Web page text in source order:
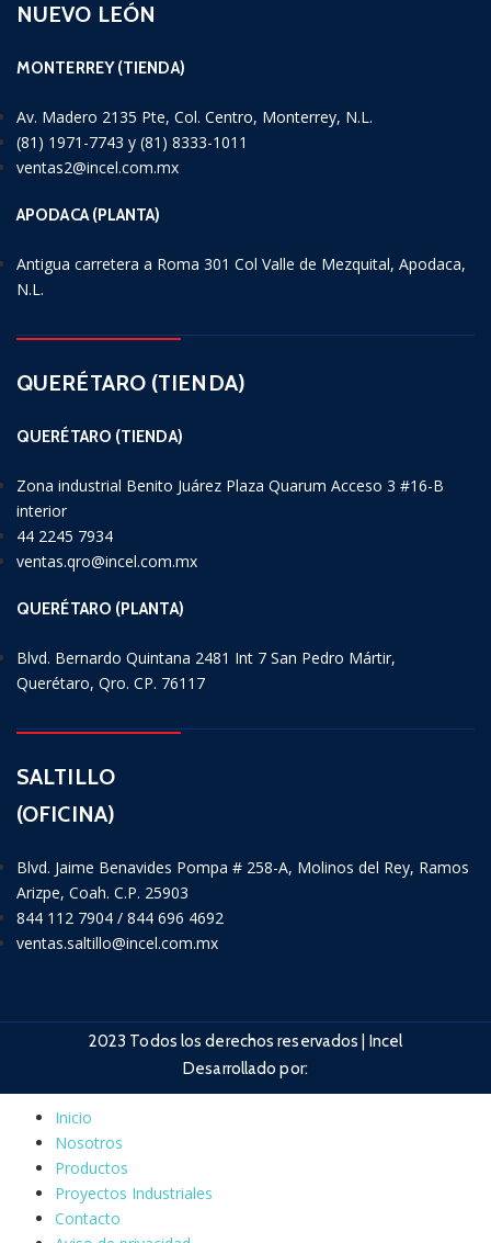
NUEVO LEÓN
MONTERREY (TIENDA)
Av. Madero 2135 Pte, Col. Centro, Monterrey, N.L.
(81) 1971-7743 y (81) 8333-1011
ventas2@incel.com.mx
APODACA (PLANTA)
Antigua carretera a Roma 301 Col Valle de Mezquital, Apodaca,
N.L.
QUERÉTARO (TIENDA)
QUERÉTARO (TIENDA)
Zona industrial Benito Juárez Plaza Quarum Acceso 3 #16-B
interior
44 2245 7934
ventas.qro@incel.com.mx
QUERÉTARO (PLANTA)
Blvd. Bernardo Quintana 2481 Int 7 San Pedro Mártir,
Querétaro, Qro. CP. 76117
SALTILLO
(OFICINA)
Blvd. Jaime Benavides Pompa # 258-A, Molinos del Rey, Ramos
Arizpe, Coah. C.P. 25903
844 112 7904 / 844 696 4692
ventas.saltillo@incel.com.mx
2023 Todos los derechos reservados | Incel
Desarrollado por:
Inicio
Nosotros
Productos
Proyectos Industriales
Contacto